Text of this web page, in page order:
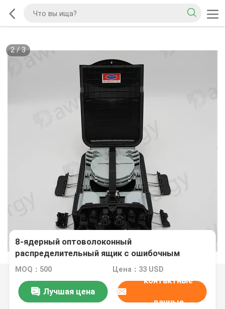
2/3
8-ядерный оптоволоконный
распределительный ящик с ошибочным
протяжением и одним кабельным портом
MOQ：500 Цена：33 USD
Лучшая цена
контактные
данные